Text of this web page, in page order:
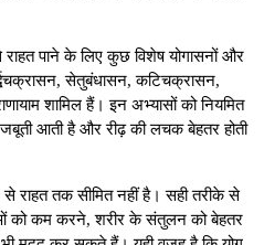
पाने के लिए कुछ विशेष योगासनों और
सेतुबंधासन, कटिचक्रासन,
शामिल हैं। इन अभ्यासों को नियमित
आती है और रीढ़ की लचक बेहतर होती
से राहत तक सीमित नहीं है। सही तरीके से
को कम करने, शरीर के संतुलन को बेहतर